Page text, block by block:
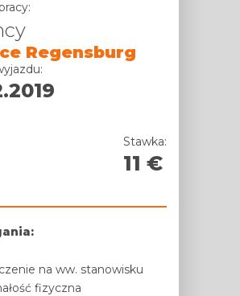
Regensburg
Stawka:
11
na ww. stanowisku
fizyczna